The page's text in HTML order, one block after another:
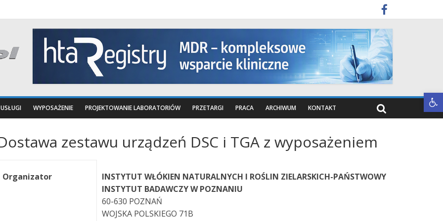
Otwórz pasek narzędzi
USŁUGI WYPOSAŻENIE PROJEKTOWANIE LABORATORIÓW PRZETARGI PRACA ARCHIWUM KONTAKT
zestawu urządzeń DSC i TGA z wyposażeniem
Organizator
INSTYTUT WŁÓKIEN NATURALNYCH I ROŚLIN ZIELARSKICH-PAŃSTWOWY
INSTYTUT BADAWCZY W POZNANIU
60-630 POZNAŃ
WOJSKA POLSKIEGO 71B